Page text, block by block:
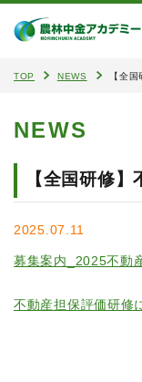
TOP NEWS 【全
NEWS
【全国研修
2025.07.11
募集案内_2025不動
不動産担保評価研修